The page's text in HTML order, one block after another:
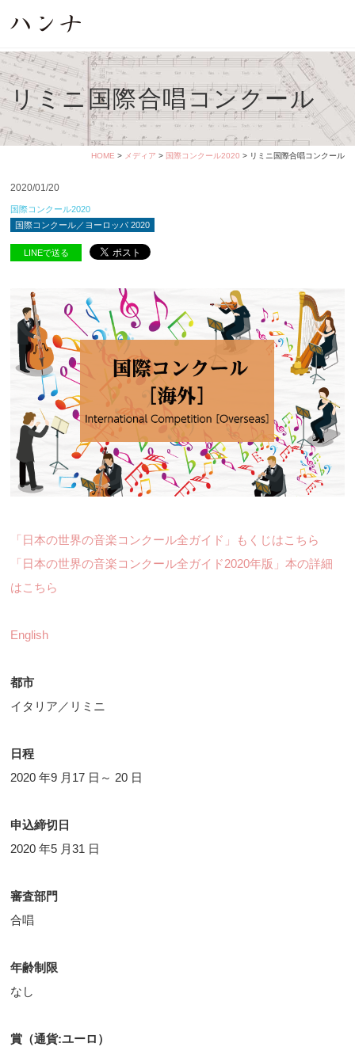
リミニ国際合唱コンクール
HOME > メディア > 国際コンクール2020 > リミニ国際合唱コンクール
2020/01/20
国際コンクール2020
国際コンクール／ヨーロッパ 2020
LINEで送る
「日本の世界の音楽コンクール全ガイド」もくじはこちら
「日本の世界の音楽コンクール全ガイド2020年版」本の詳細
はこちら
English
都市
イタリア／リミニ
日程
2020 年9 月17 日～ 20 日
申込締切日
2020 年5 月31 日
審査部門
合唱
年齢制限
なし
賞（通貨:ユーロ ）